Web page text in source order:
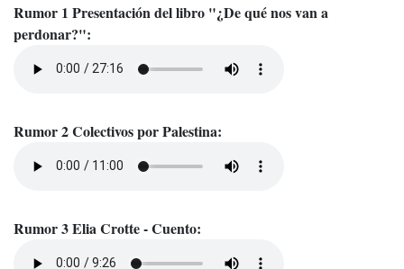
Rumor 1 Presentación del libro "¿De qué nos van a
perdonar?":
Rumor 2 Colectivos por Palestina:
Rumor 3 Elia Crotte - Cuento: